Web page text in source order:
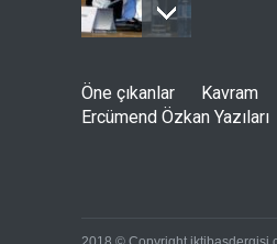
yerine
getirdi
Öne çıkanlar Kavram
Ercümend Özkan Yazıları